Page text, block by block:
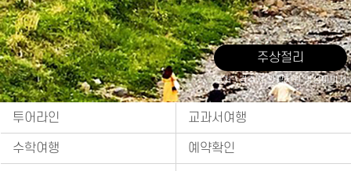
주상절리
출처 : 경주시 관광자원 영상이미지
투어라인 교과서여행
수학여행 예약확인